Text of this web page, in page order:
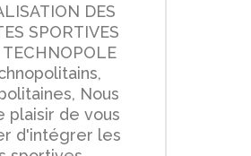
DES
SPORTIVES
Nous
plaisir de vous
d'intégrer les